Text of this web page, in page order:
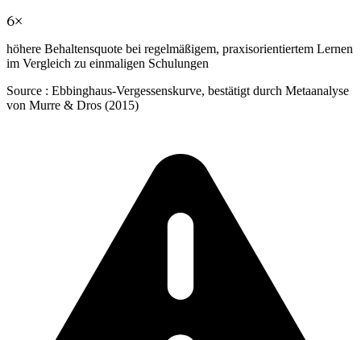
6×
höhere Behaltensquote bei regelmäßigem, praxisorientiertem Lernen
im Vergleich zu einmaligen Schulungen
Source : Ebbinghaus-Vergessenskurve, bestätigt durch Metaanalyse
von Murre & Dros (2015)